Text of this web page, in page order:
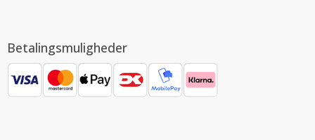
Betalingsmuligheder